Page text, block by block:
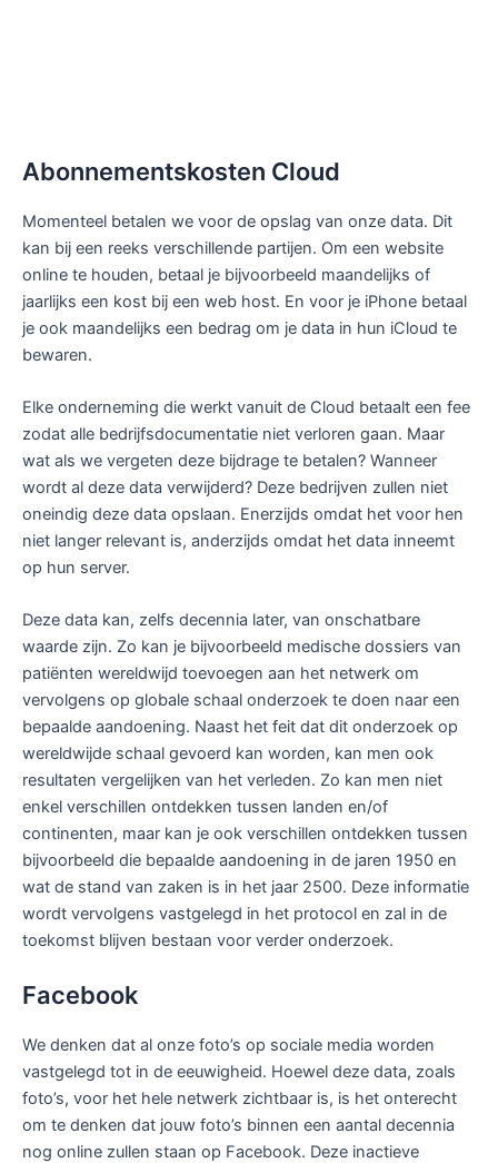
Abonnementskosten Cloud
Momenteel betalen we voor de opslag van onze data. Dit
kan bij een reeks verschillende partijen. Om een website
online te houden, betaal je bijvoorbeeld maandelijks of
jaarlijks een kost bij een web host. En voor je iPhone betaal
je ook maandelijks een bedrag om je data in hun iCloud te
bewaren.
Elke onderneming die werkt vanuit de Cloud betaalt een fee
zodat alle bedrijfsdocumentatie niet verloren gaan. Maar
wat als we vergeten deze bijdrage te betalen? Wanneer
wordt al deze data verwijderd? Deze bedrijven zullen niet
oneindig deze data opslaan. Enerzijds omdat het voor hen
niet langer relevant is, anderzijds omdat het data inneemt
op hun server.
Deze data kan, zelfs decennia later, van onschatbare
waarde zijn. Zo kan je bijvoorbeeld medische dossiers van
patiënten wereldwijd toevoegen aan het netwerk om
vervolgens op globale schaal onderzoek te doen naar een
bepaalde aandoening. Naast het feit dat dit onderzoek op
wereldwijde schaal gevoerd kan worden, kan men ook
resultaten vergelijken van het verleden. Zo kan men niet
enkel verschillen ontdekken tussen landen en/of
continenten, maar kan je ook verschillen ontdekken tussen
bijvoorbeeld die bepaalde aandoening in de jaren 1950 en
wat de stand van zaken is in het jaar 2500. Deze informatie
wordt vervolgens vastgelegd in het protocol en zal in de
toekomst blijven bestaan voor verder onderzoek.
Facebook
We denken dat al onze foto’s op sociale media worden
vastgelegd tot in de eeuwigheid. Hoewel deze data, zoals
foto’s, voor het hele netwerk zichtbaar is, is het onterecht
om te denken dat jouw foto’s binnen een aantal decennia
nog online zullen staan op Facebook. Deze inactieve